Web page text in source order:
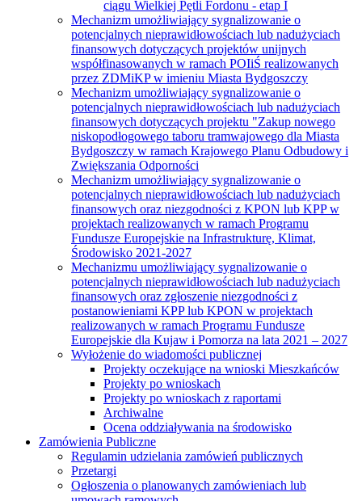
ciągu Wielkiej Pętli Fordonu - etap I
Mechanizm umożliwiający sygnalizowanie o
potencjalnych nieprawidłowościach lub nadużyciach
finansowych dotyczących projektów unijnych
współfinasowanych w ramach POIiŚ realizowanych
przez ZDMiKP w imieniu Miasta Bydgoszczy
Mechanizm umożliwiający sygnalizowanie o
potencjalnych nieprawidłowościach lub nadużyciach
finansowych dotyczących projektu "Zakup nowego
niskopodłogowego taboru tramwajowego dla Miasta
Bydgoszczy w ramach Krajowego Planu Odbudowy i
Zwiększania Odporności
Mechanizm umożliwiający sygnalizowanie o
potencjalnych nieprawidłowościach lub nadużyciach
finansowych oraz niezgodności z KPON lub KPP w
projektach realizowanych w ramach Programu
Fundusze Europejskie na Infrastrukturę, Klimat,
Środowisko 2021-2027
Mechanizmu umożliwiający sygnalizowanie o
potencjalnych nieprawidłowościach lub nadużyciach
finansowych oraz zgłoszenie niezgodności z
postanowieniami KPP lub KPON w projektach
realizowanych w ramach Programu Fundusze
Europejskie dla Kujaw i Pomorza na lata 2021 – 2027
Wyłożenie do wiadomości publicznej
Projekty oczekujące na wnioski Mieszkańców
Projekty po wnioskach
Projekty po wnioskach z raportami
Archiwalne
Ocena oddziaływania na środowisko
Zamówienia Publiczne
Regulamin udzielania zamówień publicznych
Przetargi
Ogłoszenia o planowanych zamówieniach lub